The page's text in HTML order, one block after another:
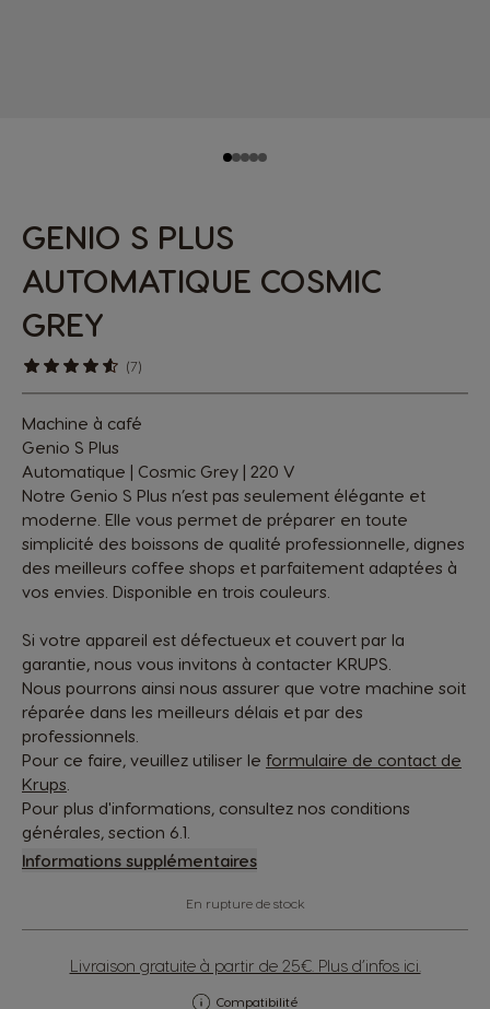
GENIO S PLUS
AUTOMATIQUE COSMIC
GREY
(7)
Machine à café
Genio S Plus
Automatique | Cosmic Grey | 220 V
Notre Genio S Plus n’est pas seulement élégante et
moderne. Elle vous permet de préparer en toute
simplicité des boissons de qualité professionnelle, dignes
des meilleurs coffee shops et parfaitement adaptées à
vos envies. Disponible en trois couleurs.
Si votre appareil est défectueux et couvert par la
garantie, nous vous invitons à contacter KRUPS.
Nous pourrons ainsi nous assurer que votre machine soit
réparée dans les meilleurs délais et par des
professionnels.
Pour ce faire, veuillez utiliser le formulaire de contact de
Krups
Pour plus d'informations, consultez nos conditions
générales, section 6.1.
Informations supplémentaires
En rupture de stock
Compatibilité
Livraison gratuite à partir de 25€. Plus d’infos ici.